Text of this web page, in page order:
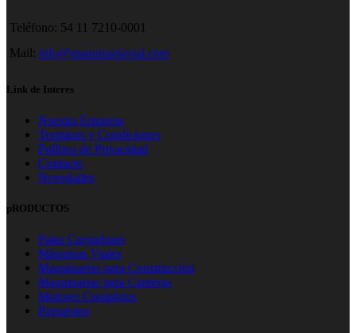
Teléfono: 54 11 7210-0001
Mail: info@maquinariavial.com
Link de Interes
Nuestra Empresa
Terminos y Condiciones
PolÍtica de Privacidad
Contacto
Novedades
pRODUCTOS
Palas Cargadoras
Máquinas Viales
Maquinarias para Construcción
Maquinarias para Canteras
Motores Completos
Repuestos